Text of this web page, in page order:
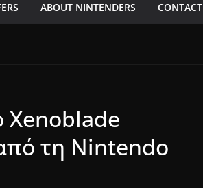
ABOUT NINTENDERS CONTACT
Xenoblade
τη Nintendo